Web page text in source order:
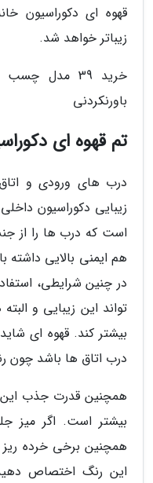
قهوه ای دکوراسیون
زیباتر خواهد شد.
خرید 39
باورنکردنی
تم قهوه ای
درب های ورودی و
زیبایی دکوراسیون
است که درب ها را از
هم ایمنی بالایی
در چنین شرایطی،
تواند این زیبایی و
بیشتر کند. قهوه ای
درب اتاق ها باشد
همچنین قدرت جذب
بیشتر است. اگر میز
همچنین برخی خرده ریز
این رنگ اختصاص